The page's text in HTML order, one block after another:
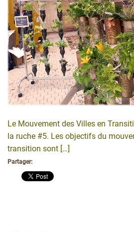
Le Mouvement des Villes en
la ruche #5. Les objectifs du
transition sont […]
Partager: